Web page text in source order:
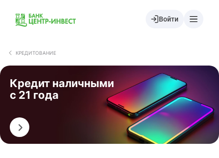
Войти
КРЕДИТОВАНИЕ
Кредит наличными
c 21 года
Оформить